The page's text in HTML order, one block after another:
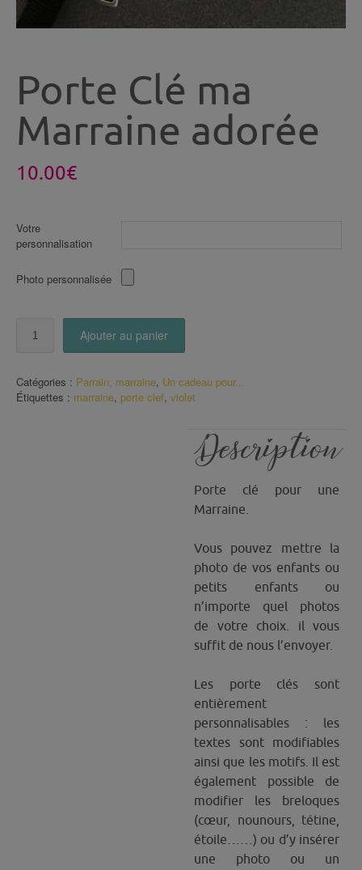
Porte Clé ma
Marraine adorée
10.00€
Votre
personnalisation
Photo personnalisée
ma
Marraine
Ajouter au panier
Catégories : Parrain, marraine, Un cadeau pour...
Étiquettes : marraine, porte clef, violet
Description
Porte clé pour une
Marraine.
Vous pouvez mettre la
photo de vos enfants ou
petits enfants ou
n’importe quel photos
de votre choix. il vous
suffit de nous l’envoyer.
Les porte clés sont
entièrement
personnalisables : les
textes sont modifiables
ainsi que les motifs. Il est
également possible de
modifier les breloques
(cœur, nounours, tétine,
étoile……) ou d’y insérer
une photo ou un